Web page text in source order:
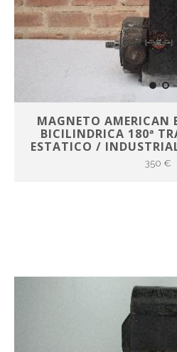
MAGNETO AMERICAN
BICILINDRICA 180ª
ESTATICO /
350 €